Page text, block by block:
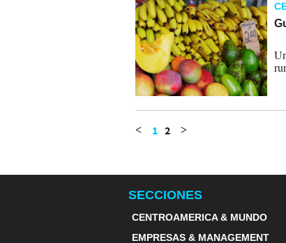
< 1 2 >
SECCIONES
CENTROAMERICA & MUNDO
EMPRESAS & MANAGEMENT